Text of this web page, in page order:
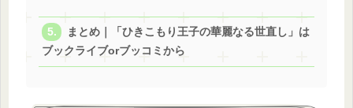
まとめ｜「ひきこもり王子の華麗なる世直し」は
ブックライブorブッコミから